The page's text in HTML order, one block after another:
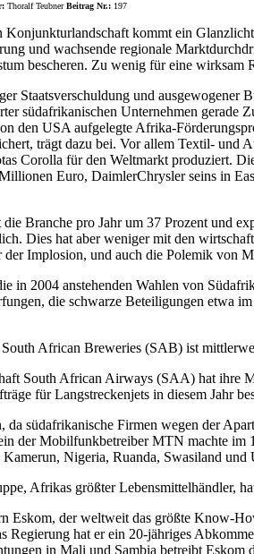
Thoralf TeubnerBeitrag Nr.: 197
kommt ein
und wachsende regionale
bescheren. Zu wenig für eine wirksam
Staatsverschuldung und
südafrikanischen Unternehmen gerade
den USA aufgelegte Afrika-
trägt dazu bei. Vor allem Textil- und
Corolla für den Weltmarkt produziert.
Euro, DaimlerChrysler seins in
die Branche pro Jahr um 37 Prozent und
Dies hat aber weniger mit den
Implosion, und auch die Polemik von
in 2004 anstehenden Wahlen von
die schwarze Beteiligungen etwa
African Breweries (SAB) ist
South African Airways (SAA) hat ihre
für Langstreckenjets in diesem Jahr
da südafrikanische Firmen wegen der
der Mobilfunkbetreiber MTN machte im
Nigeria, Ruanda, Swasiland und
Afrikas größter Lebensmittelhändler,
Eskom, der weltweit das größte Know-
Regierung hat er ein 20-jähriges
in Mali und Sambia betreibt Eskom